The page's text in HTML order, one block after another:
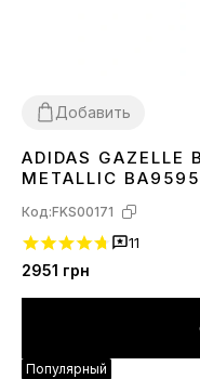
Добавить
36 3738 394041424344
ADIDAS GAZELLE
METALLIC BA9595
Код:FKS00171
11
2951 грн
Популярный